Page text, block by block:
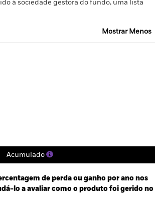
à sociedade gestora do fundo, uma lista
Mostrar Menos
Acumulado
de perda ou ganho por ano nos
lo a avaliar como o produto foi gerido no